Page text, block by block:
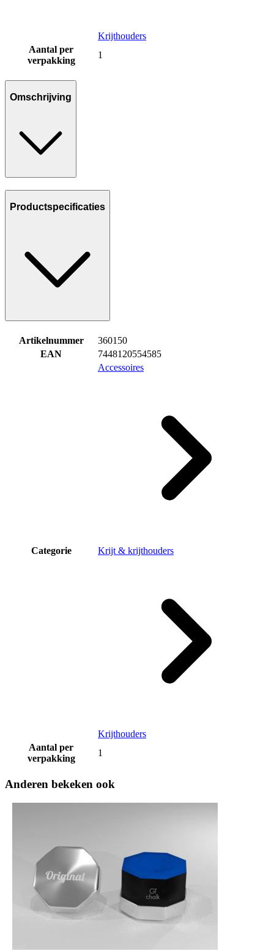
Krijthouders
Aantal per
verpakking
1
Omschrijving
Productspecificaties
Artikelnummer
360150
EAN
7448120554585
Categorie
Accessoires
Krijt & krijthouders
Krijthouders
Aantal per
verpakking
1
Anderen bekeken ook